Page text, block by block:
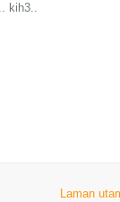
kih3..
Laman